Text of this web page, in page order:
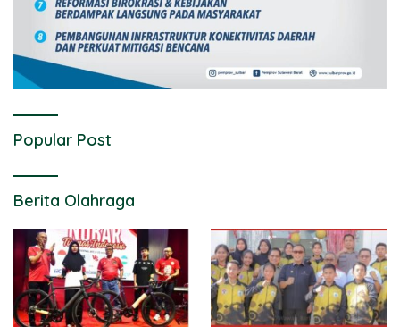
Popular Post
Berita Olahraga